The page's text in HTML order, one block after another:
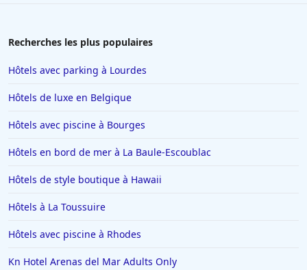
Recherches les plus populaires
Hôtels avec parking à Lourdes
Hôtels de luxe en Belgique
Hôtels avec piscine à Bourges
Hôtels en bord de mer à La Baule-Escoublac
Hôtels de style boutique à Hawaii
Hôtels à La Toussuire
Hôtels avec piscine à Rhodes
Kn Hotel Arenas del Mar Adults Only